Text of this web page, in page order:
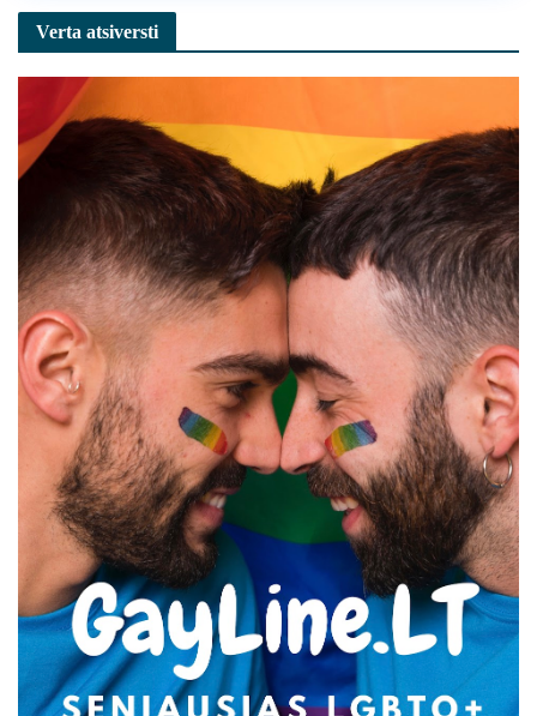
Verta atsiversti